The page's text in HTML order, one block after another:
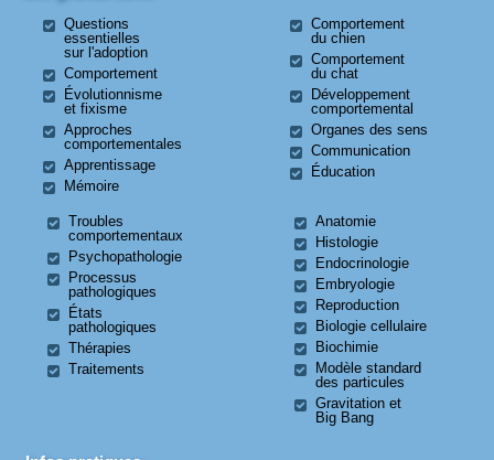
Questions
essentielles
sur l'adoption
Comportement
Évolutionnisme
et fixisme
Approches
comportementales
Apprentissage
Mémoire
Comportement
du chien
Comportement
du chat
Développement
comportemental
Organes des sens
Communication
Éducation
Troubles
comportementaux
Psychopathologie
Processus
pathologiques
États
pathologiques
Thérapies
Traitements
Anatomie
Histologie
Endocrinologie
Embryologie
Reproduction
Biologie cellulaire
Biochimie
Modèle standard
des particules
Gravitation et
Big Bang